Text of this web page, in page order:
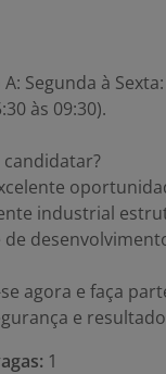
Segunda à
às 09:30).
candidatar?
industrial
se agora e faça
e
1